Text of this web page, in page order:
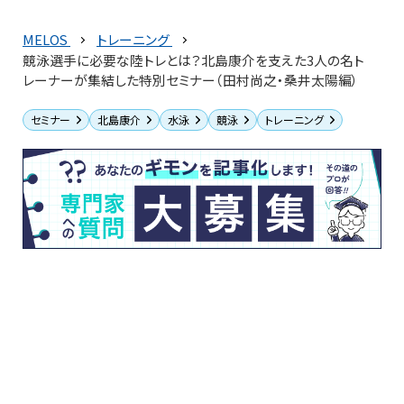
MELOS
トレーニング
競泳選手に必要な陸トレとは？北島康介を支えた3人の名ト
レーナーが集結した特別セミナー（田村尚之・桑井太陽編）
セミナー 北島康介 水泳 競泳 トレーニング